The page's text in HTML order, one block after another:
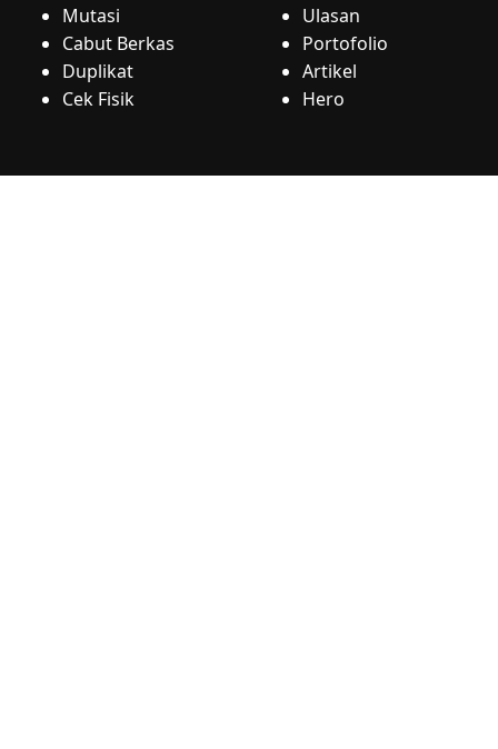
Mutasi
Cabut Berkas
Duplikat
Cek Fisik
Ulasan
Portofolio
Artikel
Hero